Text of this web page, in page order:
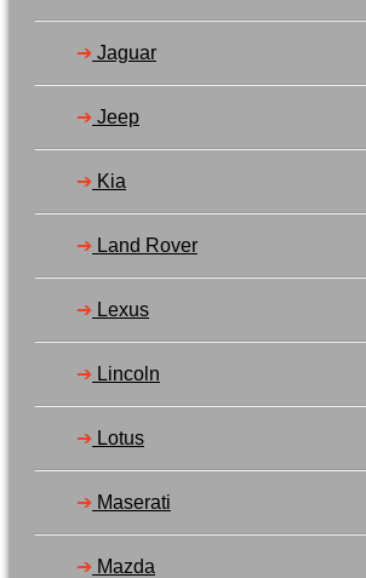
➔ Jaguar
➔ Jeep
➔ Kia
➔ Land Rover
➔ Lexus
➔ Lincoln
➔ Lotus
➔ Maserati
➔ Mazda